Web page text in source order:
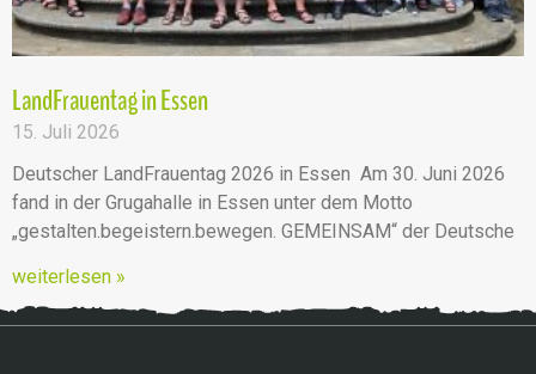
LandFrauentag in Essen
15. Juli 2026
Deutscher LandFrauentag 2026 in Essen Am 30. Juni 2026
fand in der Grugahalle in Essen unter dem Motto
„gestalten.begeistern.bewegen. GEMEINSAM“ der Deutsche
weiterlesen »